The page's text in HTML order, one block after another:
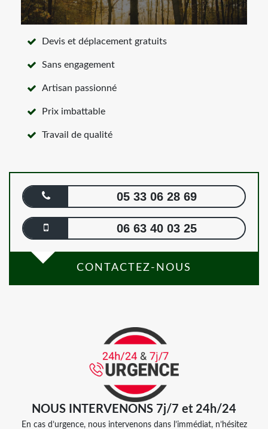
Devis et déplacement gratuits
Sans engagement
Artisan passionné
Prix imbattable
Travail de qualité
05 33 06 28 69
06 63 40 03 25
CONTACTEZ-NOUS
NOUS INTERVENONS 7j/7 et 24h/24
En cas d’urgence, nous intervenons dans l’immédiat, n’hésitez